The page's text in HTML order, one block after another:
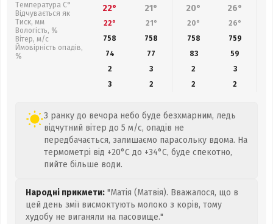
Температура С°
Відчувається як
Тиск, мм
Вологість, %
Вітер, м/с
Ймовірність опадів,
%
22° 21° 20° 26°
22° 21° 20° 26°
758
758 758 759
74
77 83 59
2
3 2
3
3
2 2 2
З ранку до вечора небо буде безхмарним, ледь
відчутний вітер до 5 м/с, опадів не
передбачається, залишаємо парасольку вдома. На
термометрі від +20°C до +34°C, буде спекотно,
пийте більше води.
Народні прикмети: "Матія (Матвія). Вважалося, що в
цей день змії висмоктують молоко з корів, тому
худобу не виганяли на пасовище."